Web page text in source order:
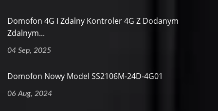
Domofon 4G I Zdalny Kontroler 4G Z Dodanym
Zdalnym...
04 Sep, 2025
Domofon Nowy Model SS2106M-24D-4G01
06 Aug, 2024